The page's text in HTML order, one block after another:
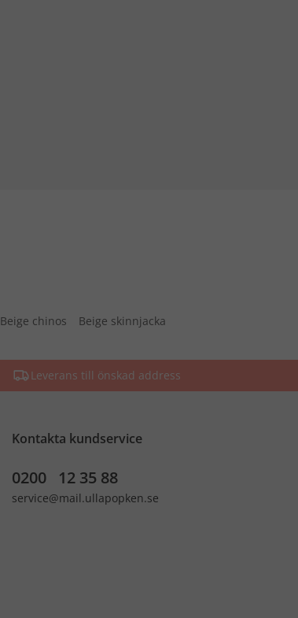
Beige chinos Beige skinnjacka
Leverans till önskad address
Kontakta kundservice
0200 12 35 88
service@mail.ullapopken.se